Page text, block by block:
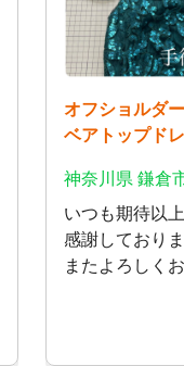
オフショルダ
ベアトップド
神奈川県 鎌倉
いつも期待以
感謝しておりま
またよろしく